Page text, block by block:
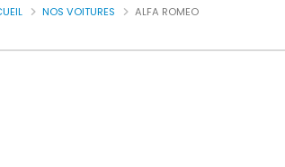
NOS VOITURES ALFA ROMEO